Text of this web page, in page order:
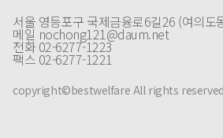
서울 영등포구 국제금융로6길26 (여의도
메일 nochong121@daum.net
전화 02-6277-1223
팩스 02-6277-1221
copyright©bestwelfare All rights